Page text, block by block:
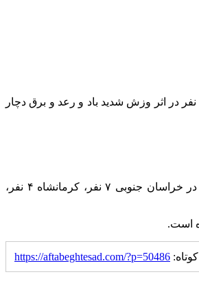
به گزارش اقتصادآنلاین به نقل از تسنیم، بابک یکتاپرست با اشاره به وقوع حوادث جوی طی هفته گذشته اظهار کرد: از هفتم تا پانزدهم اردیبهشت‌ماه سال جاری ۸۶ نفر در اثر وزش شدید باد و رعد و برق دچار
یکتاپرست با اشاره به اینکه استان تهران با ۶۳ مصدوم بیشترین آمار مصدومین بر اثر حوادث جوی را بین استان‌های کشور داشته است، ادامه داد: حوادث جوی در خراسان جنوبی ۷ نفر، کرمانشاه ۴ نفر،
است.
https://aftabeghtesad.com/?p=50486